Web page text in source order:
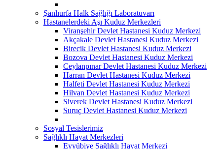
Şanlıurfa Halk Sağlığı Laboratuvarı
Hastanelerdeki Aşı Kuduz Merkezleri
Viranşehir Devlet Hastanesi Kuduz Merkezi
Akçakale Devlet Hastanesi Kuduz Merkezi
Birecik Devlet Hastanesi Kuduz Merkezi
Bozova Devlet Hastanesi Kuduz Merkezi
Ceylanpınar Devlet Hastanesi Kuduz Merkezi
Harran Devlet Hastanesi Kuduz Merkezi
Halfeti Devlet Hastanesi Kuduz Merkezi
Hilvan Devlet Hastanesi Kuduz Merkezi
Siverek Devlet Hastanesi Kuduz Merkezi
Suruç Devlet Hastanesi Kuduz Merkezi
Sosyal Tesislerimiz
Sağlıklı Hayat Merkezleri
Eyyübiye Sağlıklı Hayat Merkezi